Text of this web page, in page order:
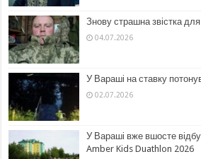
Знову страшна звістка
04.07.2026
У Вараші на ставку
02.07.2026
У Вараші вже вшосте
Amber Kids Duathlon 2026